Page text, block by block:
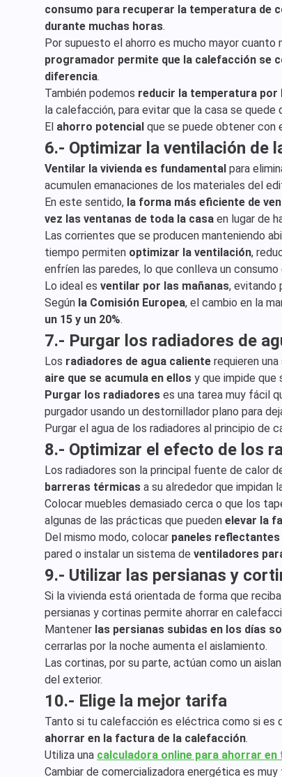
consumo para recuperar la temperatura de
durante muchas horas.
Por supuesto el ahorro es mucho mayor
programador permite que la calefacción se
diferencia.
También podemos reducir la temperatura por
la calefacción, para evitar que la casa se quede
El ahorro potencial que se puede obtener con
6.- Optimizar la ventilación de
Ventilar la vivienda es fundamental para
acumulen emanaciones de los materiales del
En este sentido, la forma más eficiente de
vez las ventanas de toda la casa en lugar de
Las corrientes que se producen manteniendo
tiempo permiten optimizar la ventilación,
enfríen las paredes, lo que conlleva un
Lo ideal es ventilar por las mañanas, evitando
Según la Comisión Europea, el cambio en la
un 15 y un 20%.
7.- Purgar los radiadores de
Los radiadores de agua caliente requieren
aire que se acumula en ellos y que impide que
Purgar los radiadores es una tarea muy fácil
purgador usando un destornillador plano para
Purgar el agua de los radiadores al principio de
8.- Optimizar el efecto de los
Los radiadores son la principal fuente de calor
barreras térmicas a su alrededor que impidan
Colocar muebles demasiado cerca o que los
algunas de las prácticas que pueden elevar la
Del mismo modo, colocar paneles
pared o instalar un sistema de ventiladores
9.- Utilizar las persianas y
Si la vivienda está orientada de forma que
persianas y cortinas permite ahorrar en
Mantener las persianas subidas en los días
cerrarlas por la noche aumenta el aislamiento.
Las cortinas, por su parte, actúan como un
del exterior.
10.- Elige la mejor tarifa
Tanto si tu calefacción es eléctrica como si es
ahorrar en la factura de la calefacción.
Utiliza una calculadora online para ahorrar
Cambiar de comercializadora energética es